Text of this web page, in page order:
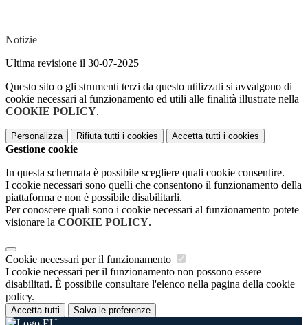
Notizie
Ultima revisione il 30-07-2025
Questo sito o gli strumenti terzi da questo utilizzati si avvalgono di
cookie necessari al funzionamento ed utili alle finalità illustrate nella
COOKIE POLICY.
Personalizza Rifiuta tutti i cookies Accetta tutti i cookies
Gestione cookie
In questa schermata è possibile scegliere quali cookie consentire.
I cookie necessari sono quelli che consentono il funzionamento della
piattaforma e non è possibile disabilitarli.
Per conoscere quali sono i cookie necessari al funzionamento potete
visionare la COOKIE POLICY.
Cookie necessari per il funzionamento
I cookie necessari per il funzionamento non possono essere
disabilitati. È possibile consultare l'elenco nella pagina della cookie
policy.
Accetta tutti Salva le preferenze